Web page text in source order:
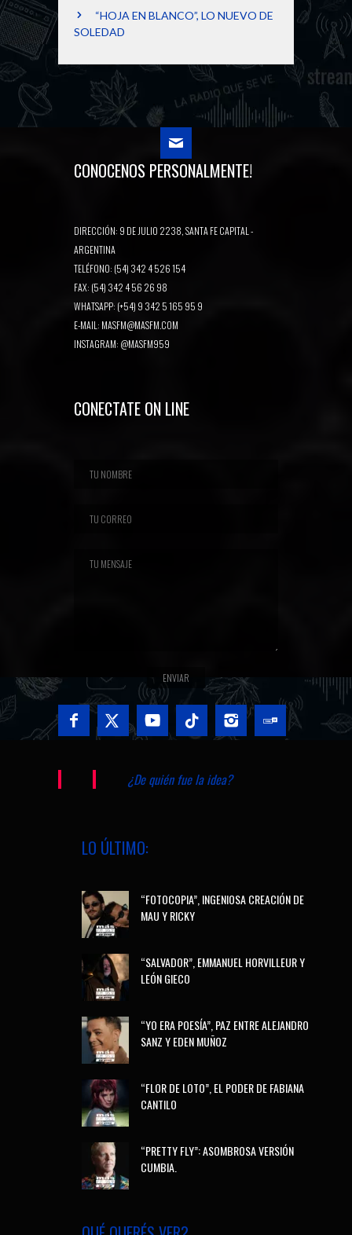
“HOJA EN BLANCO”, LO NUEVO DE
SOLEDAD
CONOCENOS PERSONALMENTE!
DIRECCIÓN: 9 DE JULIO 2238, SANTA FE CAPITAL -
ARGENTINA
TELÉFONO: (54) 342 4 526 154
FAX: (54) 342 4 56 26 98
WHATSAPP: (+54) 9 342 5 165 95 9
E-MAIL: MASFM@MASFM.COM
INSTAGRAM: @MASFM959
CONECTATE ON LINE
¿De quién fue la idea?
LO ÚLTIMO:
“FOTOCOPIA”, INGENIOSA CREACIÓN DE
MAU Y RICKY
“SALVADOR”, EMMANUEL HORVILLEUR Y
LEÓN GIECO
“YO ERA POESÍA”, PAZ ENTRE ALEJANDRO
SANZ Y EDEN MUÑOZ
“FLOR DE LOTO”, EL PODER DE FABIANA
CANTILO
“PRETTY FLY”: ASOMBROSA VERSIÓN
CUMBIA.